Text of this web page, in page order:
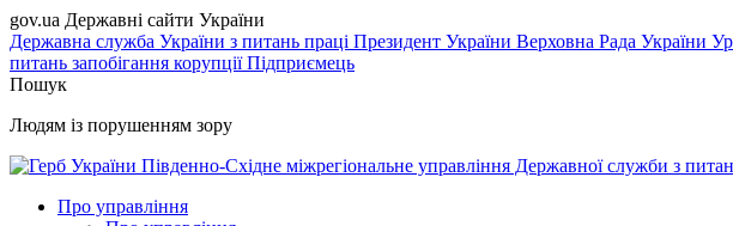
gov.ua Державні сайти України
Державна служба України з питань праці Президент України Верховна Рада України
питань запобігання корупціїПідприємець
Пошук
Людям із порушенням зору
Південно-Східне міжрегіональне управління Державної служби з
Про управління